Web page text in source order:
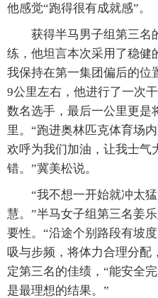
他感觉“跑得很有成就感”。
获得半马男子组第三名
练，他坦言本次采用了稳健
我保持在第一集团偏后的位
9公里左右，他进行了一次
数名选手，最后一公里更是
里。“跑进奥林匹克体育场
欢呼为我们加油，让我士气
错。”冀美松说。
“我不想一开始就冲太猛
慧。”半马女子组第三名姜
要性。“沿途个别路段有坡
吸与步频，将体力合理分配
定第三名的佳绩，“能安全
是最理想的结果。”